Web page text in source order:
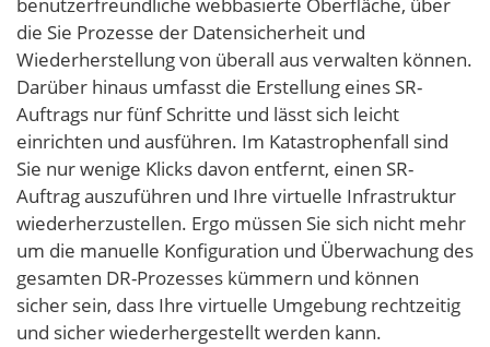
die Sie Prozesse der Datensicherheit und
Wiederherstellung von überall aus verwalten können.
Darüber hinaus umfasst die Erstellung eines SR-
Auftrags nur fünf Schritte und lässt sich leicht
einrichten und ausführen. Im Katastrophenfall sind
Sie nur wenige Klicks davon entfernt, einen SR-
Auftrag auszuführen und Ihre virtuelle Infrastruktur
wiederherzustellen. Ergo müssen Sie sich nicht mehr
um die manuelle Konfiguration und Überwachung des
gesamten DR-Prozesses kümmern und können
sicher sein, dass Ihre virtuelle Umgebung rechtzeitig
und sicher wiederhergestellt werden kann.